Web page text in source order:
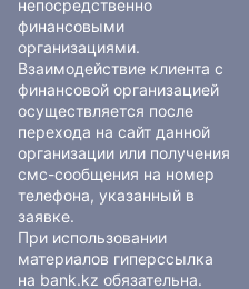
непосредственно
финансовыми
организациями.
Взаимодействие клиента с
финансовой организацией
осуществляется после
перехода на сайт данной
организации или получения
смс-сообщения на номер
телефона, указанный в
заявке.
При использовании
материалов гиперссылка
на bank.kz обязательна.